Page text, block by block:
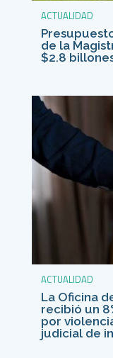
ACTUALIDAD
de la
$2.8
ACTUALIDAD
La Oficina
recibió un
por
judicial de